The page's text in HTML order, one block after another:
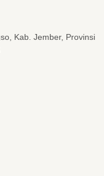
Kab. Jember, Provinsi